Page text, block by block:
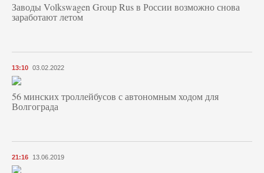
Заводы Volkswagen Group Rus в России возможно снова
заработают летом
13:10 03.02.2022
56 минских троллейбусов с автономным ходом для
Волгограда
21:16 13.06.2019